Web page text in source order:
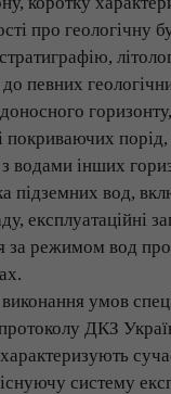
про геологічну
певних
покриваючих
з водами інших
підземних вод,
експлуатаційні
за режимом вод
умов
ДКЗ
систему